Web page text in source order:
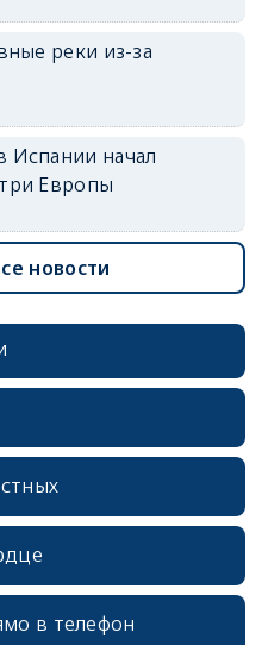
реки из-за
Испании начал
Европы
новости
в телефон